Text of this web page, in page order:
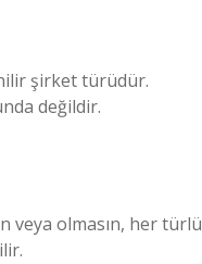
şirket türüdür.
değildir.
olmasın, her türlü